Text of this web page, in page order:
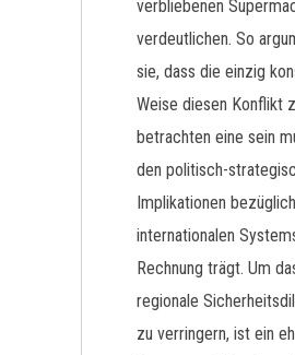
verbliebenen
verdeutlichen. So
sie, dass die einzig
Weise diesen Konflikt
betrachten eine sein
den politisch-
Implikationen
internationalen
Rechnung trägt. Um
regionale
zu verringern, ist ein